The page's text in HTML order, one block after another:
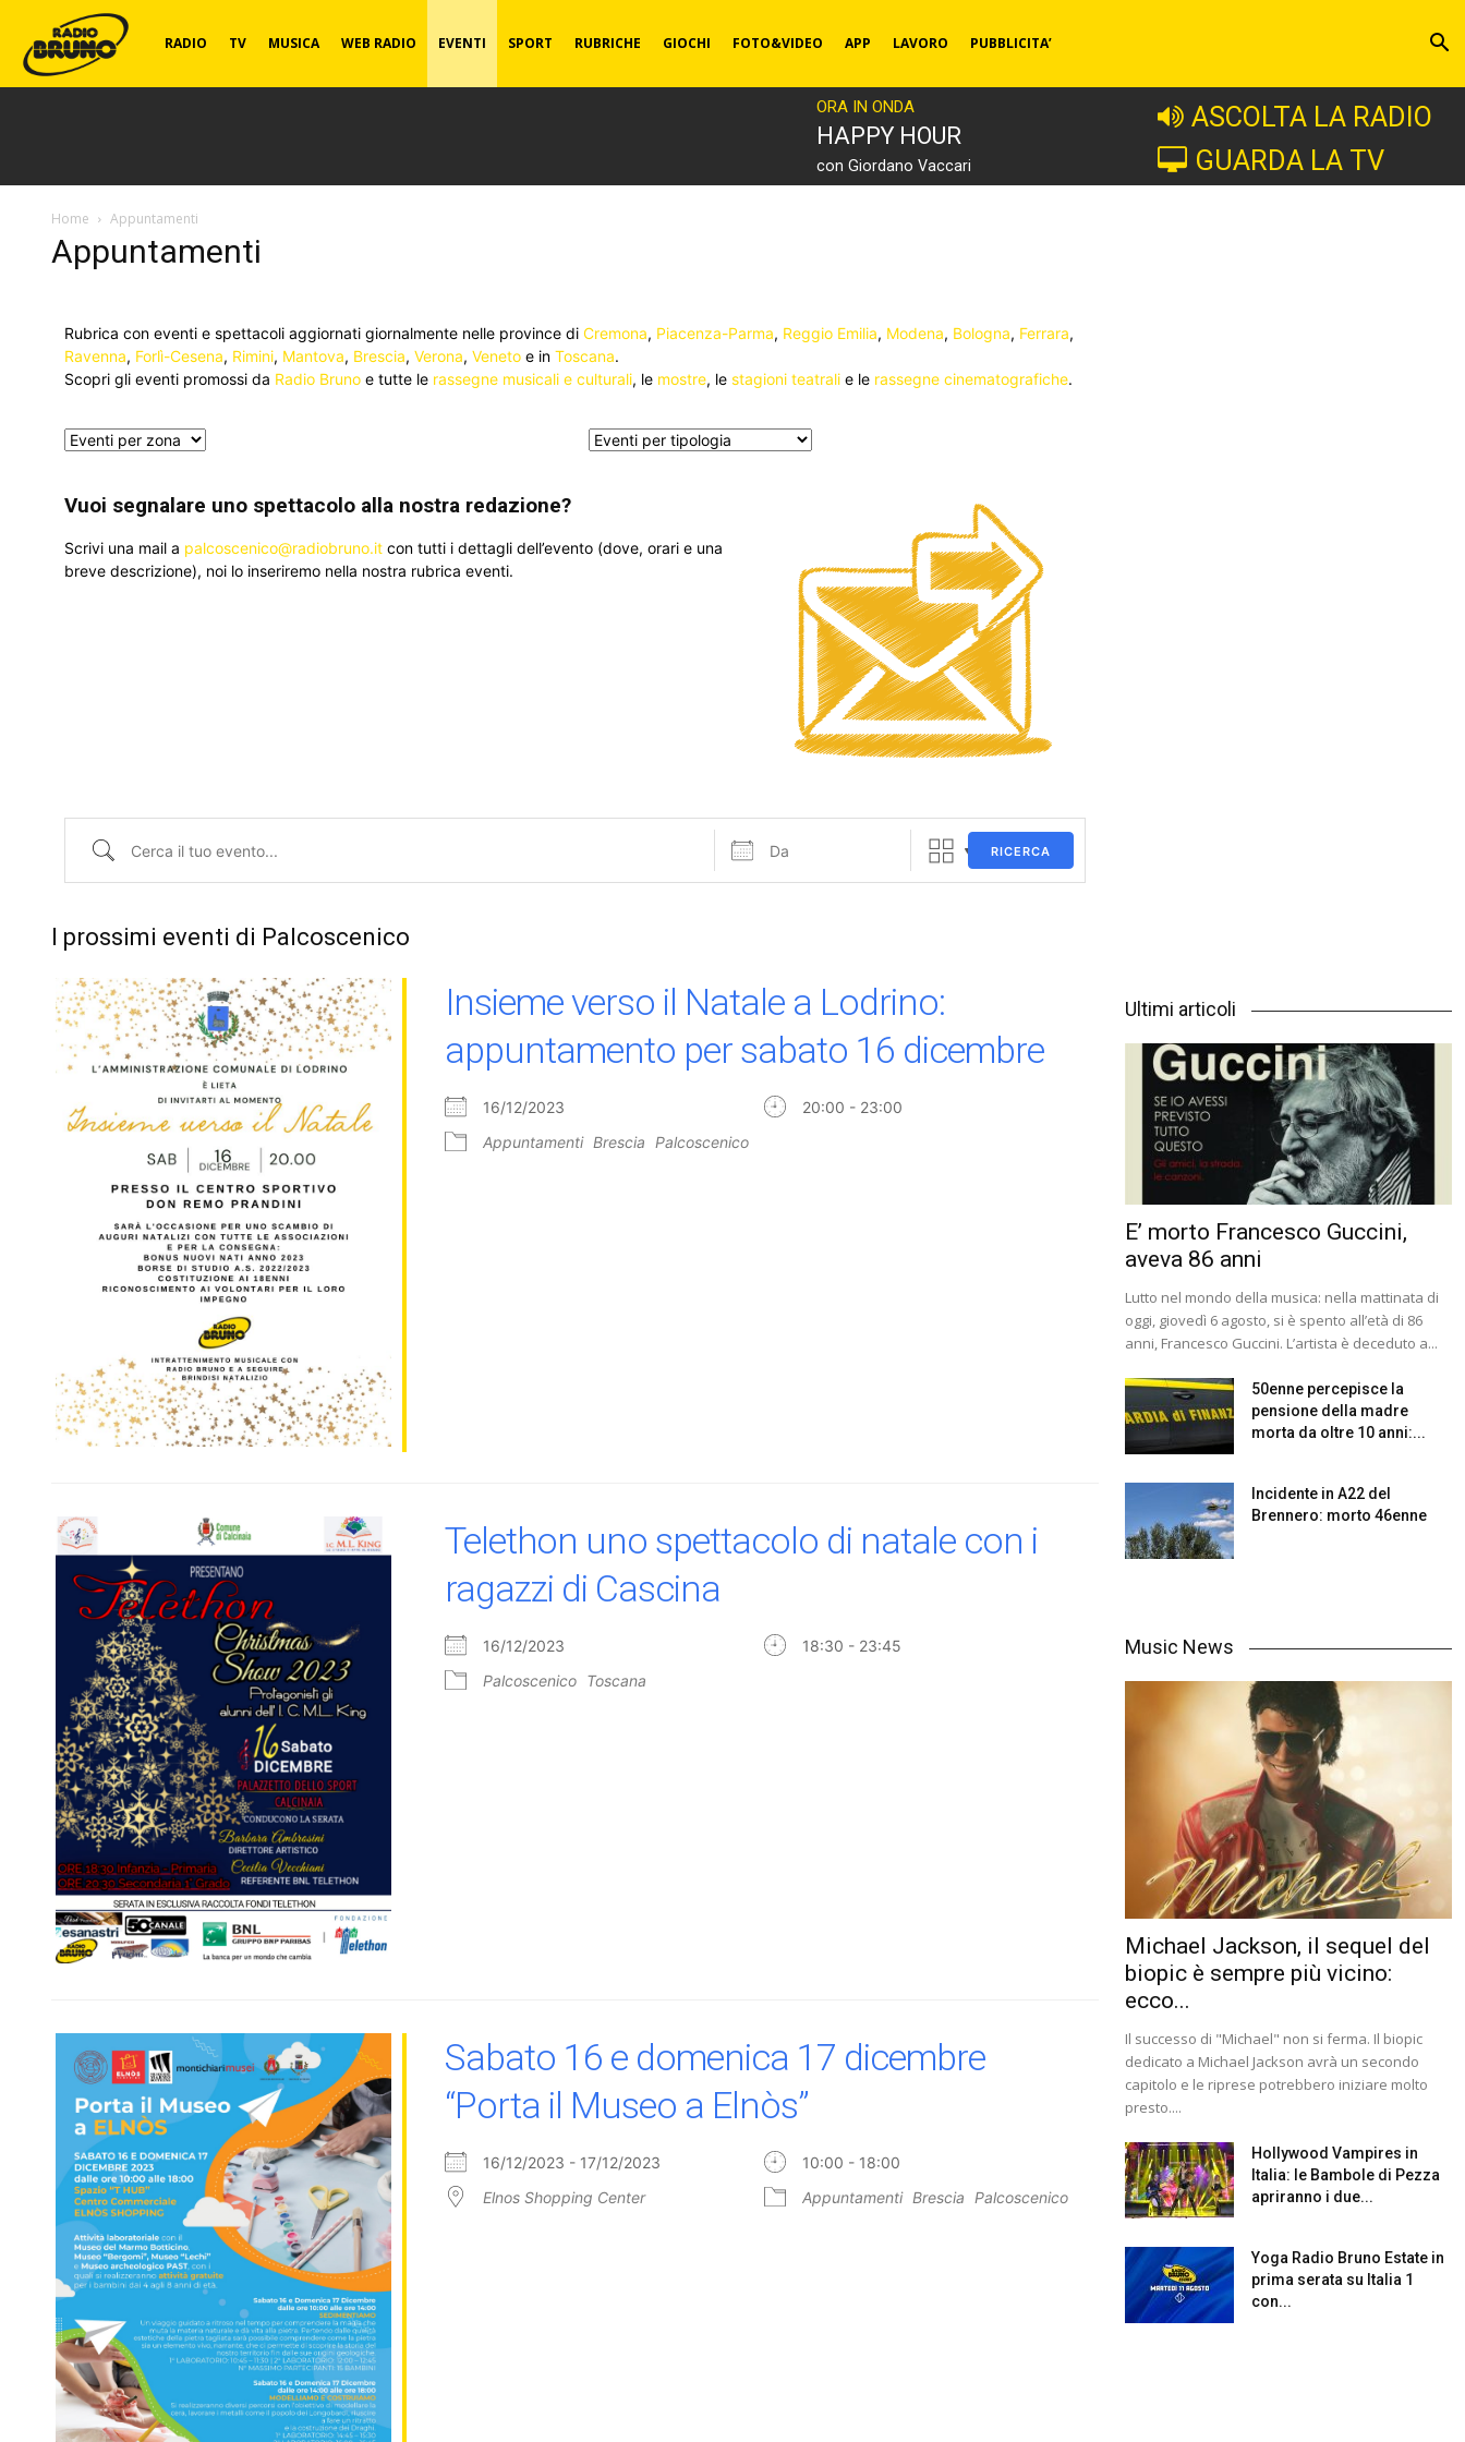
Radio
RADIO TV MUSICA WEB RADIO EVENTI SPORT RUBRICHE GIOCHI FOTO&VIDEO APP LAVORO PUBBLICITA’
ORA IN ONDA
HAPPY HOUR
con Giordano Vaccari
ASCOLTA LA RADIO
GUARDA LA TV
Home Appuntamenti
Appuntamenti
Rubrica con eventi e spettacoli aggiornati giornalmente nelle province di Cremona, Piacenza-Parma, Reggio Emilia, Modena, Bologna, Ferrara,
Ravenna, Forlì-Cesena, Rimini, Mantova, Brescia, Verona, Veneto e in Toscana.
Scopri gli eventi promossi da Radio Bruno e tutte le rassegne musicali e culturali, le mostre, le stagioni teatrali e le rassegne cinematografiche.
Vuoi segnalare uno spettacolo alla nostra redazione?
Scrivi una mail a palcoscenico@radiobruno.it con tutti i dettagli dell’evento (dove, orari e una
breve descrizione), noi lo inseriremo nella nostra rubrica eventi.
Cerca il tuo evento... Da
RICERCA
I prossimi eventi di Palcoscenico
Insieme verso il Natale a Lodrino:
appuntamento per sabato 16 dicembre
16/12/2023
20:00 - 23:00
Appuntamenti
Brescia Palcoscenico
Telethon uno spettacolo di natale con i
ragazzi di Cascina
16/12/2023
18:30 - 23:45
Palcoscenico
Toscana
Sabato 16 e domenica 17 dicembre
“Porta il Museo a Elnòs”
16/12/2023 - 17/12/2023
10:00 - 18:00
Elnos Shopping Center
Appuntamenti Brescia Palcoscenico
Ultimi articoli
E’ morto Francesco Guccini,
aveva 86 anni
Lutto nel mondo della musica: nella mattinata di
oggi, giovedì 6 agosto, si è spento all’età di 86
anni, Francesco Guccini. L’artista è deceduto a...
50enne percepisce la
pensione della madre
morta da oltre 10 anni:...
Incidente in A22 del
Brennero: morto 46enne
Music News
Michael Jackson, il sequel del
biopic è sempre più vicino:
ecco...
Il successo di "Michael" non si ferma. Il biopic
dedicato a Michael Jackson avrà un secondo
capitolo e le riprese potrebbero iniziare molto
presto....
Hollywood Vampires in
Italia: le Bambole di Pezza
apriranno i due...
Yoga Radio Bruno Estate in
prima serata su Italia 1
con...